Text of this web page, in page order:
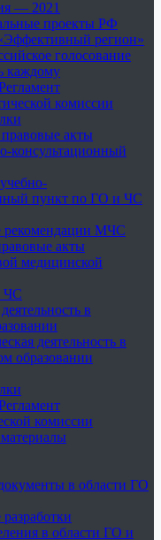
— 2021
проекты РФ
регион»
голосование
каждому
комиссии
акты
консультационный
пункт по ГО и ЧС
рекомендации МЧС
акты
медицинской
ЧС
в
деятельность в
образовании
комиссии
в области ГО
в области ГО и